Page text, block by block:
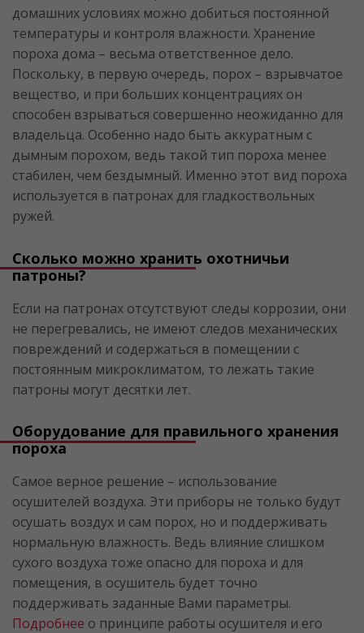
домашних условиях можно добиться постоянной
температуры и контроля влажности. Хранение
пороха дома – весьма ответственное дело.
Поскольку, в первую очередь, порох – взрывчатое
вещество, и при больших концентрациях он
способен взрываться совершенно неожиданно для
владельца. Особенно надо быть аккуратным с
дымным порохом, ведь такой тип пороха менее
стабилен, чем бездымный. Именно этот вид пороха
используется в патронах для гладкоствольных
ружей.
Сколько можно хранить охотничьи
патроны?
Если на патронах отсутствуют следы коррозии, они
не перегревались, не имеют следов механических
повреждений и содержаться в помещении с
постоянным микроклиматом, то лежать такие
патроны могут десятки лет.
Оборудование для правильного хранения
пороха
Самое верное решение – использование
осушителей воздуха. Эти приборы не только будут
осушать воздух и сам порох, но и поддерживать
нормальную влажность. Ведь влияние слишком
сухого воздуха тоже опасно для пороха и для
помещения, в осушитель будет точно
поддерживать заданные Вами параметры.
Подробнее о принципе работы осушителя и его